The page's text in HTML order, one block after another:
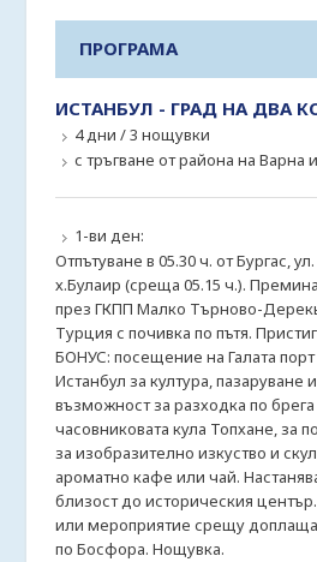
ПРОГРАМА
ИСТАНБУЛ - ГРАД НА ДВА
4 дни / 3 нощувки
с тръгване от района на Варна
1-ви ден:
Отпътуване в 05.30 ч. от Бургас,
х.Булаир (среща 05.15 ч.).
през ГКПП Малко Търново-
Турция с почивка по пътя.
БОНУС: посещение на Галата порт
Истанбул за култура, пазаруване
възможност за разходка по
часовниковата кула Топхане, за
за изобразително изкуство и
ароматно кафе или чай.
близост до историческия
или мероприятие срещу
по Босфора. Нощувка.